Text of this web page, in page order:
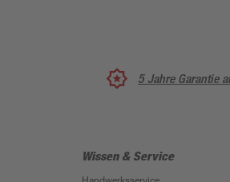
5 Jahre Garantie
Wissen & Service